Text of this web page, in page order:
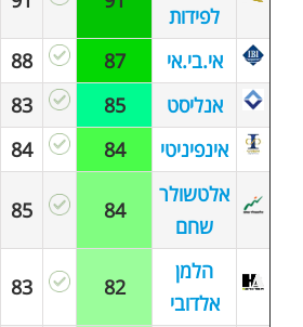
לפידות
אי.בי.אי 87
88
אנליסט
85
83
אינפיניטי
84
84
אלטשולר
שחם
84
85
הלמן
אלדובי
82
83